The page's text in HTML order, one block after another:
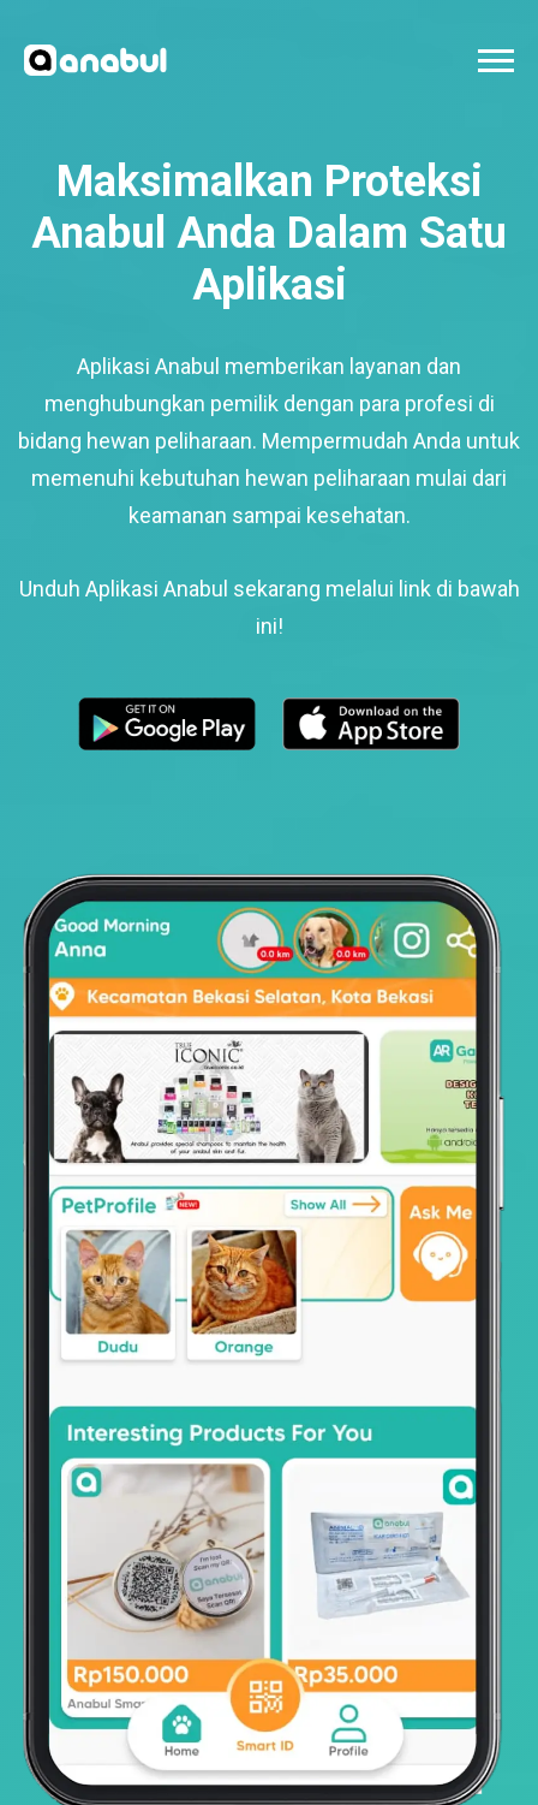
Maksimalkan Proteksi
Anabul Anda Dalam Satu
Aplikasi
Aplikasi Anabul memberikan layanan dan
menghubungkan pemilik dengan para profesi di
bidang hewan peliharaan. Mempermudah Anda untuk
memenuhi kebutuhan hewan peliharaan mulai dari
keamanan sampai kesehatan.
Unduh Aplikasi Anabul sekarang melalui link di bawah
ini!